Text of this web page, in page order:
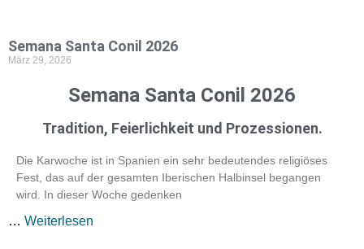
Semana Santa Conil 2026
März 29, 2026
Semana Santa Conil 2026
Tradition, Feierlichkeit und Prozessionen.
Die Karwoche ist in Spanien ein sehr bedeutendes religiöses
Fest, das auf der gesamten Iberischen Halbinsel begangen
wird. In dieser Woche gedenken
… Weiterlesen